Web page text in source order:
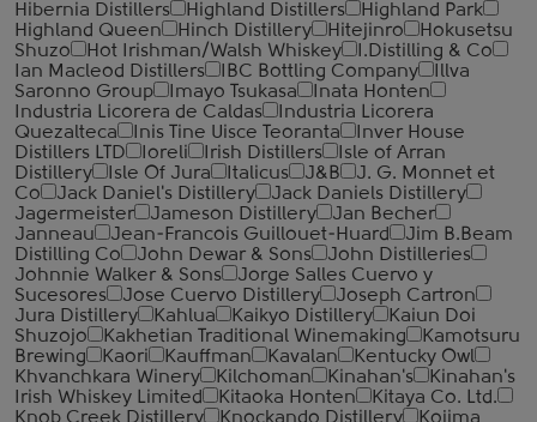
Hibernia Distillers
Highland Distillers
Highland Park
Highland Queen
Hinch Distillery Hitejinro
Hokusetsu
Shuzo
Hot Irishman/Walsh Whiskey
I.Distilling & Co
Ian Macleod Distillers
IBC Bottling Company
Illva
Saronno Group
Imayo Tsukasa
Inata Honten
Industria Licorera de Caldas
Industria Licorera
Quezalteca
Inis Tine Uisce Teoranta
Inver House
Distillers LTD
Ioreli Irish Distillers
Isle of Arran
Distillery
Isle Of Jura Italicus J&B
J. G. Monnet et
Co
Jack Daniel's Distillery
Jack Daniels Distillery
Jagermeister
Jameson Distillery
Jan Becher
Janneau
Jean-Francois Guillouet-Huard
Jim B.Beam
Distilling Co
John Dewar & Sons
John Distilleries
Johnnie Walker & Sons
Jorge Salles Cuervo y
Sucesores
Jose Cuervo Distillery
Joseph Cartron
Jura Distillery
Kahlua Kaikyo Distillery
Kaiun Doi
Shuzojo
Kakhetian Traditional Winemaking
Kamotsuru
Brewing
Kaori Kauffman Kavalan
Kentucky Owl
Khvanchkara Winery
Kilchoman Kinahan's
Kinahan's
Irish Whiskey Limited
Kitaoka Honten
Kitaya Co. Ltd.